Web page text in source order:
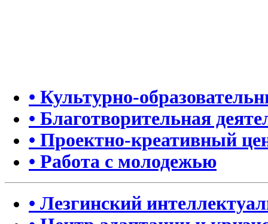
• Культурно-
• Благотворительная
• Проектно-креативный
• Работа с молодежью
• Лезгинский